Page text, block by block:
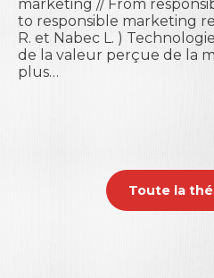
marketing // From
to responsible marketing
R. et Nabec L. )
de la valeur perçue de la
plus…
Toute la